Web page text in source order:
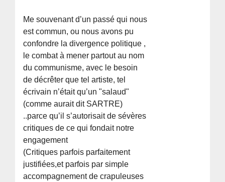
Me souvenant d’un passé qui nous
est commun, ou nous avons pu
confondre la divergence politique ,
le combat à mener partout au nom
du communisme, avec le besoin
de décrêter que tel artiste, tel
écrivain n’était qu’un "salaud"
(comme aurait dit SARTRE)
..parce qu’il s’autorisait de sévères
critiques de ce qui fondait notre
engagement
(Critiques parfois parfaitement
justifiées,et parfois par simple
accompagnement de crapuleuses